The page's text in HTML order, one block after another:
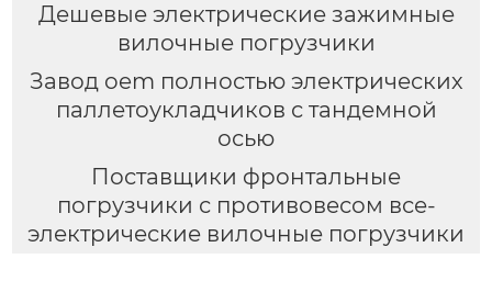
Дешевые электрические зажимные
вилочные погрузчики
Завод oem полностью электрических
паллетоукладчиков с тандемной
осью
Поставщики фронтальные
погрузчики с противовесом все-
электрические вилочные погрузчики